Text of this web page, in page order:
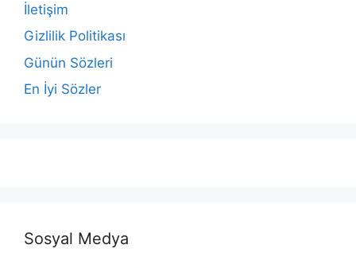
İletişim
Gizlilik Politikası
Günün Sözleri
En İyi Sözler
Sosyal Medya